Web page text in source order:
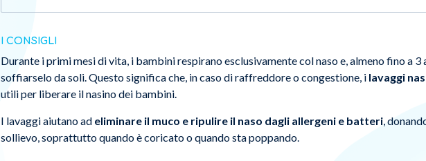
I CONSIGLI
Durante i primi mesi di vita, i bambini respirano esclusivamente col naso e, almeno fino a 3
soffiarselo da soli. Questo significa che, in caso di raffreddore o congestione, i lavaggi
utili per liberare il nasino dei bambini.
I lavaggi aiutano ad eliminare il muco e ripulire il naso dagli allergeni e batteri,
sollievo, soprattutto quando è coricato o quando sta poppando.